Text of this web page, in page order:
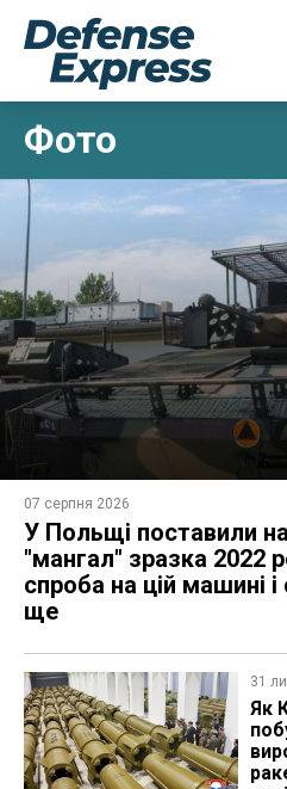
Фото
07 серпня 2026
У Польщі поставили
"мангал" зразка 2022
спроба на цій машині
ще
31
Як